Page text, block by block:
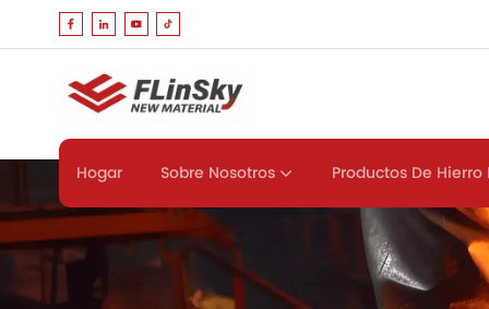
Hogar Sobre Nosotros Productos De Hierro